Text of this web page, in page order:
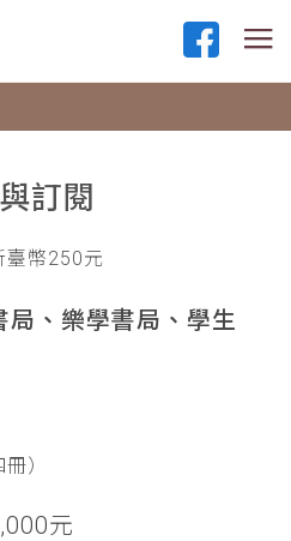
訂閱
臺幣250元
局、樂學書局、學生
）
元